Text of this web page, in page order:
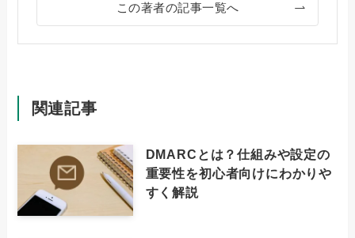
この著者の記事一覧へ
関連記事
DMARCとは？仕組みや設定の
重要性を初心者向けにわかりや
すく解説